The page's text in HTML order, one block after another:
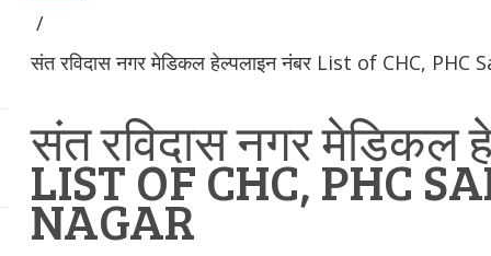
/
संत रविदास नगर मेडिकल हेल्पलाइन नंबर List of CHC,
संत रविदास नगर मेडिकल
LIST OF CHC, PHC
NAGAR